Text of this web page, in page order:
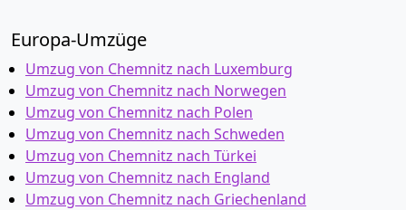
Europa-Umzüge
Umzug von Chemnitz nach Luxemburg
Umzug von Chemnitz nach Norwegen
Umzug von Chemnitz nach Polen
Umzug von Chemnitz nach Schweden
Umzug von Chemnitz nach Türkei
Umzug von Chemnitz nach England
Umzug von Chemnitz nach Griechenland